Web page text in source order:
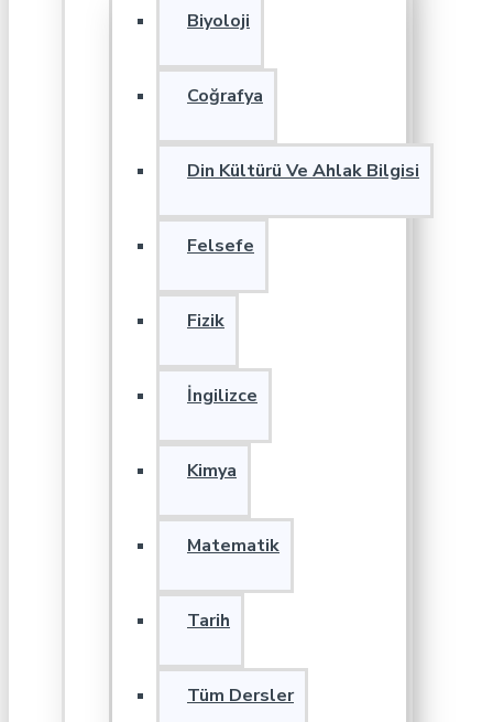
Biyoloji
Coğrafya
Din Kültürü Ve Ahlak Bilgisi
Felsefe
Fizik
İngilizce
Kimya
Matematik
Tarih
Tüm Dersler